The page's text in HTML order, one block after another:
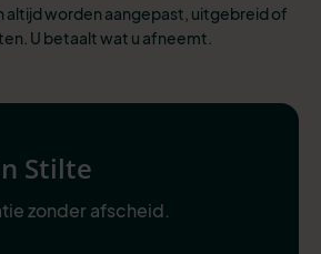
altijd worden aangepast, uitgebreid of
U betaalt wat u afneemt.
Stilte
zonder afscheid.